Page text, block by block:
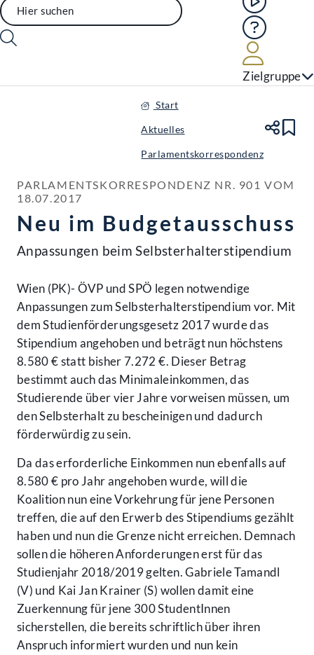
Hilfe
Zielgruppe
Start
Aktuelles
Parlamentskorrespondenz
PARLAMENTSKORRESPONDENZ NR. 901 VOM
18.07.2017
Neu im Budgetausschuss
Anpassungen beim Selbsterhalterstipendium
Wien (PK)- ÖVP und SPÖ legen notwendige
Anpassungen zum Selbsterhalterstipendium vor. Mit
dem Studienförderungsgesetz 2017 wurde das
Stipendium angehoben und beträgt nun höchstens
8.580 € statt bisher 7.272 €. Dieser Betrag
bestimmt auch das Minimaleinkommen, das
Studierende über vier Jahre vorweisen müssen, um
den Selbsterhalt zu bescheinigen und dadurch
förderwürdig zu sein.
Da das erforderliche Einkommen nun ebenfalls auf
8.580 € pro Jahr angehoben wurde, will die
Koalition nun eine Vorkehrung für jene Personen
treffen, die auf den Erwerb des Stipendiums gezählt
haben und nun die Grenze nicht erreichen. Demnach
sollen die höheren Anforderungen erst für das
Studienjahr 2018/2019 gelten. Gabriele Tamandl
(V) und Kai Jan Krainer (S) wollen damit eine
Zuerkennung für jene 300 StudentInnen
sicherstellen, die bereits schriftlich über ihren
Anspruch informiert wurden und nun kein